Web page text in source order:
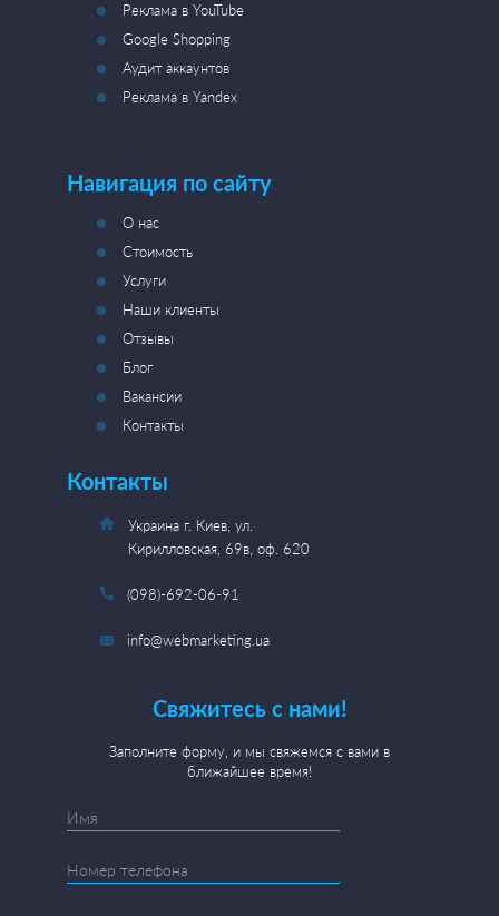
Реклама в YouTube
Google Shopping
Аудит аккаунтов
Реклама в Yandex
Навигация по сайту
О нас
Стоимость
Услуги
Наши клиенты
Отзывы
Блог
Вакансии
Контакты
Контакты
Украина г. Киев, ул.
Кирилловская, 69в, оф. 620
(098)-692-06-91
info@webmarketing.ua
Свяжитесь с нами!
Заполните форму, и мы свяжемся с вами в
ближайшее время!